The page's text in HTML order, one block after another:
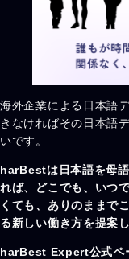
海外企業による日本語
きなければその日本語
いです。
harBestは日本語を母
れば、どこでも、いつ
くても、ありのままで
る新しい働き方を提案し
harBest Expert公式ペ